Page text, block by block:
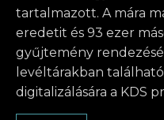
tartalmazott. A mára
eredetit és 93 ezer
gyűjtemény
levéltárakban
digitalizálására a KDS